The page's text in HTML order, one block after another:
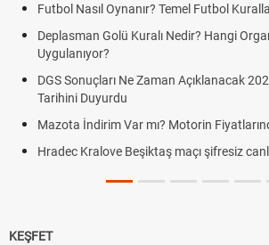
Futbol Nasıl Oynanır? Temel Futbol
Deplasman Golü Kuralı Nedir? Hangi
Uygulanıyor?
DGS Sonuçları Ne Zaman Açıklanacak
Tarihini Duyurdu
Mazota İndirim Var mı? Motorin
Hradec Kralove Beşiktaş maçı şifresiz
KEŞFET